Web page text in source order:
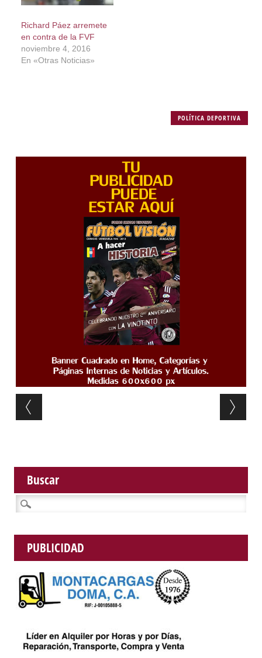
Richard Páez arremete
en contra de la FVF
noviembre 4, 2016
En «Otras Noticias»
POLÍTICA DEPORTIVA
Post navigation
Buscar
Buscar:
PUBLICIDAD